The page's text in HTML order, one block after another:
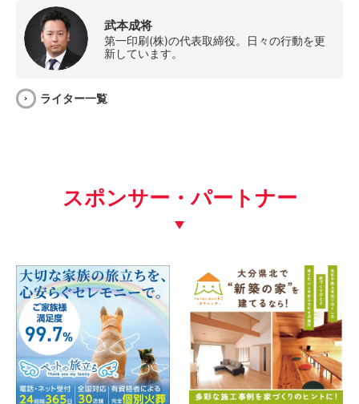
武本成将
第一印刷(株)の代表取締役。日々の行動を更
新しています。
ライター一覧
スポンサー・パートナー